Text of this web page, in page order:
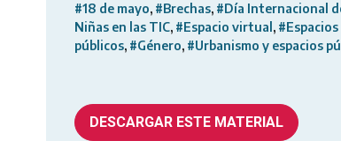
#18 de mayo #Brechas #Día Internacional
Niñas en las TIC #Espacio virtual
#Espacios
públicos #Género #Urbanismo y espacios
DESCARGAR ESTE MATERIAL